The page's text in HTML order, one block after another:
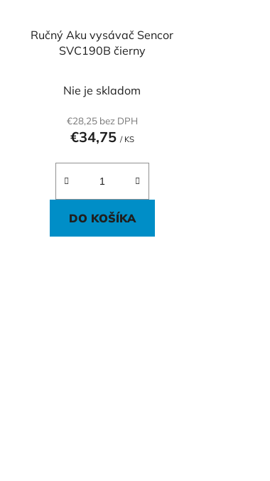
u
k
Ručný Aku vysávač Sencor
SVC190B čierny
Nie je skladom
€28,25 bez DPH
€34,75 / KS
DO KOŠÍKA